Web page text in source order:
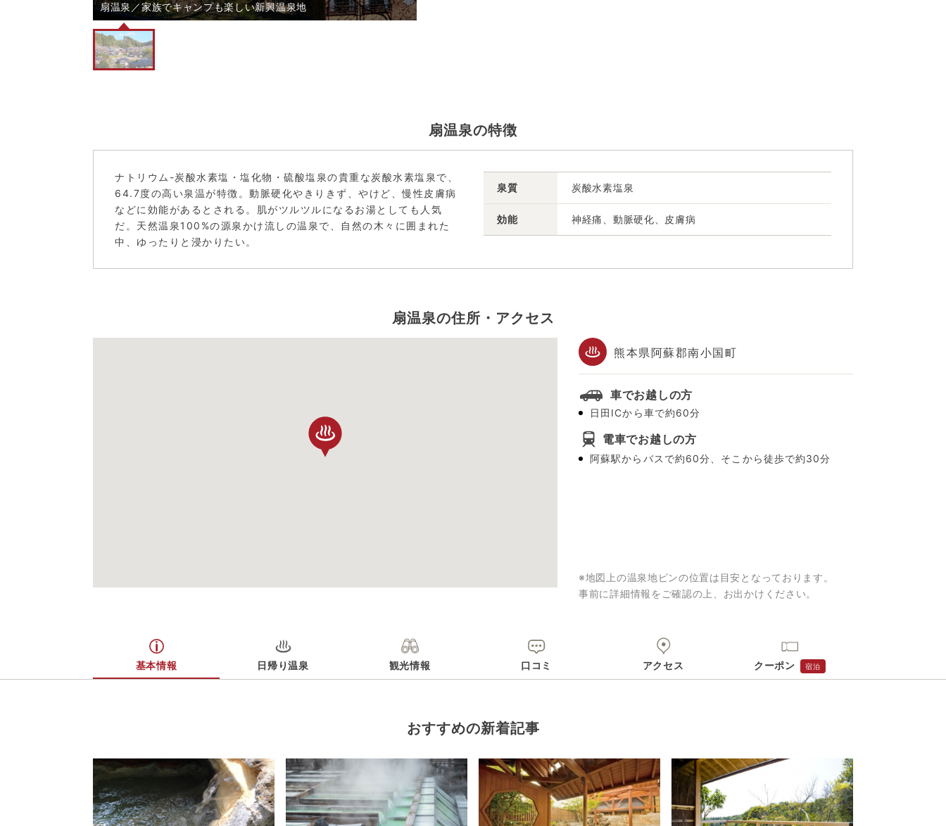
扇温泉／家族でキャンプも楽しい新興温泉地
扇温泉の特徴
ナトリウム-炭酸水素塩・塩化物・硫酸塩泉の貴重な炭酸水素塩泉で、
64.7度の高い泉温が特徴。動脈硬化やきりきず、やけど、慢性皮膚病
などに効能があるとされる。肌がツルツルになるお湯としても人気
だ。天然温泉100%の源泉かけ流しの温泉で、自然の木々に囲まれた
中、ゆったりと浸かりたい。
泉質 炭酸水素塩泉
効能 神経痛、動脈硬化、皮膚病
扇温泉の住所・アクセス
熊本県阿蘇郡南小国町
車でお越しの方
日田ICから車で約60分
電車でお越しの方
阿蘇駅からバスで約60分、そこから徒歩で約30分
※地図上の温泉地ピンの位置は目安となっております。
事前に詳細情報をご確認の上、お出かけください。
基本情報 日帰り温泉 観光情報 口コミ アクセス クーポン 宿泊
おすすめの新着記事